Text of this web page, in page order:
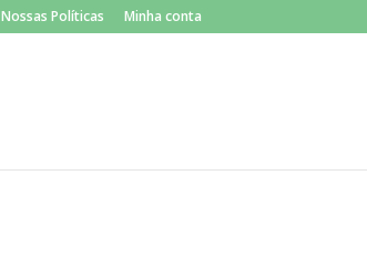
Nossas Políticas Minha conta